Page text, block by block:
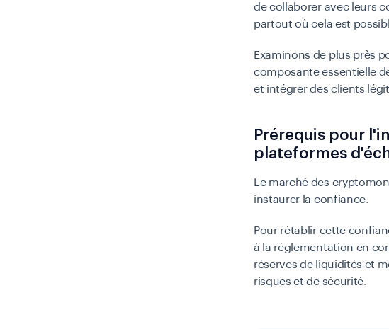
de collaborer avec leurs
partout où cela est
Examinons de plus près
composante essentielle
et intégrer des clients
Prérequis pour
plateformes
Le marché des
instaurer la confiance.
Pour rétablir cette
à la réglementation en
réserves de liquidités et
risques et de sécurité.